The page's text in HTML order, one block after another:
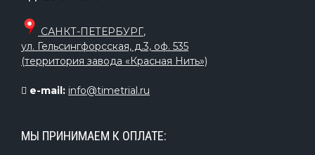
Швы, крепежные элементы, герметичность и
качество материала имеют ключевое значение
поэтому сценические надувные навесы должны
САНКТ-ПЕТЕРБУРГ,
ул. Гельсингфорсская, д.3, оф. 535
(территория завода «Красная Нить»)
e-mail: info@timetrial.ru
МЫ ПРИНИМАЕМ К ОПЛАТЕ: